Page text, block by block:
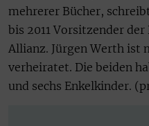
mehrerer Bücher,
bis 2011 Vorsitzender
Allianz. Jürgen Werth ist
verheiratet. Die beiden
und sechs Enkelkinder.